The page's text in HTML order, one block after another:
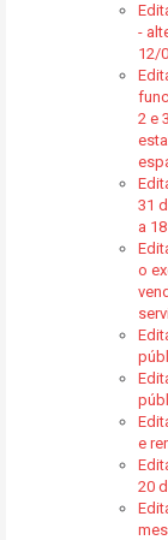
-
12/
2 e
31
a
o
e
20